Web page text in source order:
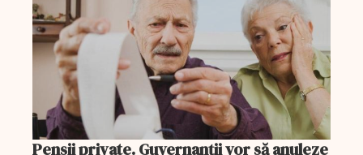
Pensii private. Guvernanții vor să anuleze